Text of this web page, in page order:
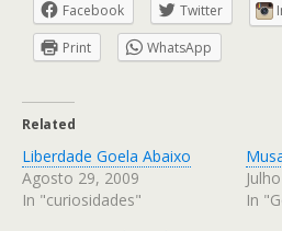
Facebook Twitter
Print
WhatsApp
Related
Liberdade Goela Abaixo
Agosto 29, 2009
In "curiosidades"
In